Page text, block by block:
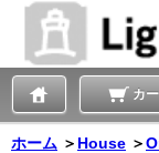
カ
ホーム ＞ House ＞